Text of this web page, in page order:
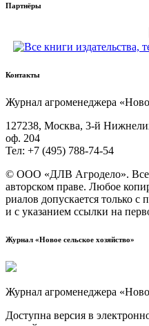
Партнёры
Контакты
Жур­нал агро­ме­не­дже­ра
127238, Москва, 3‑й
оф. 204
Тел: +7 (495) 788‑74‑54
© ООО «ДЛВ Агро­де­ло». Все
автор­ском пра­ве. Любое
ри­а­лов допус­ка­ет­ся толь­ко с
и с ука­за­ни­ем ссыл­ки на
Журнал «Новое сельское хозяйство»
Журнал агроменеджера
Доступна версия в